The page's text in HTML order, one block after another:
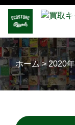
ホーム> 2020年